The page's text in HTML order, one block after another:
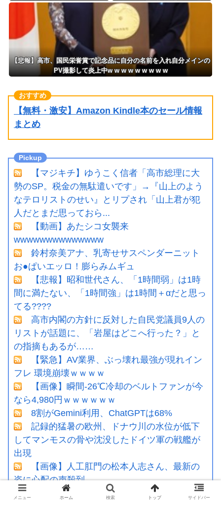
すごい民度低い」
本初挑戦の22歳今治MFが開幕戦
【悲報】高市、国民栄誉賞で記念品に自分の名前を入れ自分メインの
PV撮影して炎上中w w w w w w w w w
【無料・激安】Amazon Kindle本のセール情報
まとめ
【マジキチ】ゆうこく信者「高市総理に大
勢のSP。税金の無駄遣いです」→『山上のよう
なテロリストのせい』とリプされ「山上君が犯
人だとまだ思っておら...
【動画】あたシコ女襲来
wwwwwwwwwwwwww
鈴村奈美アナ、乳寄せサスペンダーニット
お●ぱいエッロ！膨らみムギュ
【悲報】昭和世代さん、「1時間弱」は1時
間に満たない、「1時間強」は1時間＋αだと思っ
てる????
高市内閣の方針に反対した自民党議員9人の
リストが話題に、「岩屋はどこへ行った？」と
の指摘もあるが……
【緊急】AV業界、ぶっ壊れ最強が現れイン
フレ 環境崩壊ｗｗｗｗ
【画像】瞬間-26℃冷却のベルトファンが今
なら4,980円ｗｗｗｗｗｗ
8割がGemini利用、ChatGPTは68%
記録的猛暑の欧州、ドナウ川の水位が低下
してマンモスの骨や沈没したドイツ軍の戦艦が
出現
【画像】人工肛門の松本人志さん、最新の
姿に心配の声殺到…
【写真付】中川翔子さんのハワイの結婚
メニュー ホーム 検索 トップ サイドバー